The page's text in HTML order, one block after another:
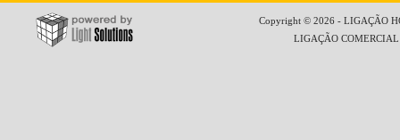
Copyright © 2026 - LIGAÇÃO
LIGAÇÃO